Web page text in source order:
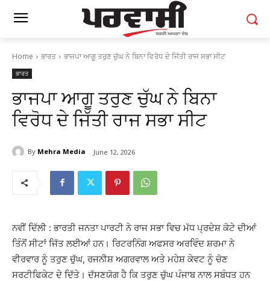
Home ਭਾਰਤ ਭਾਜਪਾ ਆਗੂ ਤਰੁਣ ਚੁੱਘ ਨੇ ਬਿਨਾ ਵਿਰੋਧ ਦੇ ਜਿੱਤੀ ਰਾਜ ਸਭਾ ਸੀਟ
ਭਾਰਤ
ਭਾਜਪਾ ਆਗੂ ਤਰੁਣ ਚੁੱਘ ਨੇ ਬਿਨਾ
ਵਿਰੋਧ ਦੇ ਜਿੱਤੀ ਰਾਜ ਸਭਾ ਸੀਟ
By Mehra Media June 12, 2026
ਨਵੀਂ ਦਿੱਲੀ : ਭਾਰਤੀ ਜਨਤਾ ਪਾਰਟੀ ਨੇ ਰਾਜ ਸਭਾ ਵਿਚ ਮੱਧ ਪ੍ਰਦੇਸ਼ ਕੋਟੇ ਦੀਆਂ
ਤਿੰਨੋਂ ਸੀਟਾਂ ਜਿੱਤ ਲਈਆਂ ਹਨ। ਰਿਟਰਨਿੰਗ ਅਫਸਰ ਅਰਵਿੰਦ ਸ਼ਰਮਾ ਨੇ
ਵੀਰਵਾਰ ਨੂੰ ਤਰੁਣ ਚੁੱਘ, ਰਜਨੀਸ਼ ਅਗਰਵਾਲ ਅਤੇ ਮਹੇਸ਼ ਕੇਵਟ ਨੂੰ ਚੋਣ
ਸਰਟੀਫਿਕੇਟ ਦੇ ਦਿੱਤੇ। ਦੱਸਣਯੋਗ ਹੈ ਕਿ ਤਰੁਣ ਚੁੱਘ ਪੰਜਾਬ ਨਾਲ ਸਬੰਧਤ ਹਨ